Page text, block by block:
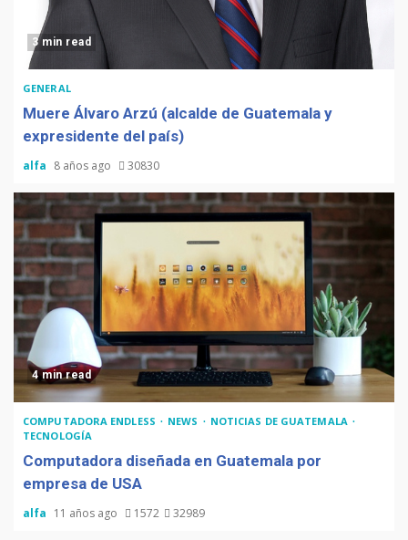
3 min read
GENERAL
Muere Álvaro Arzú (alcalde de Guatemala y
expresidente del país)
alfa 8 años ago 30830
4 min read
COMPUTADORA ENDLESS NEWS
NOTICIAS DE GUATEMALA
TECNOLOGÍA
Computadora diseñada en Guatemala por
empresa de USA
alfa 11 años ago 1572 32989